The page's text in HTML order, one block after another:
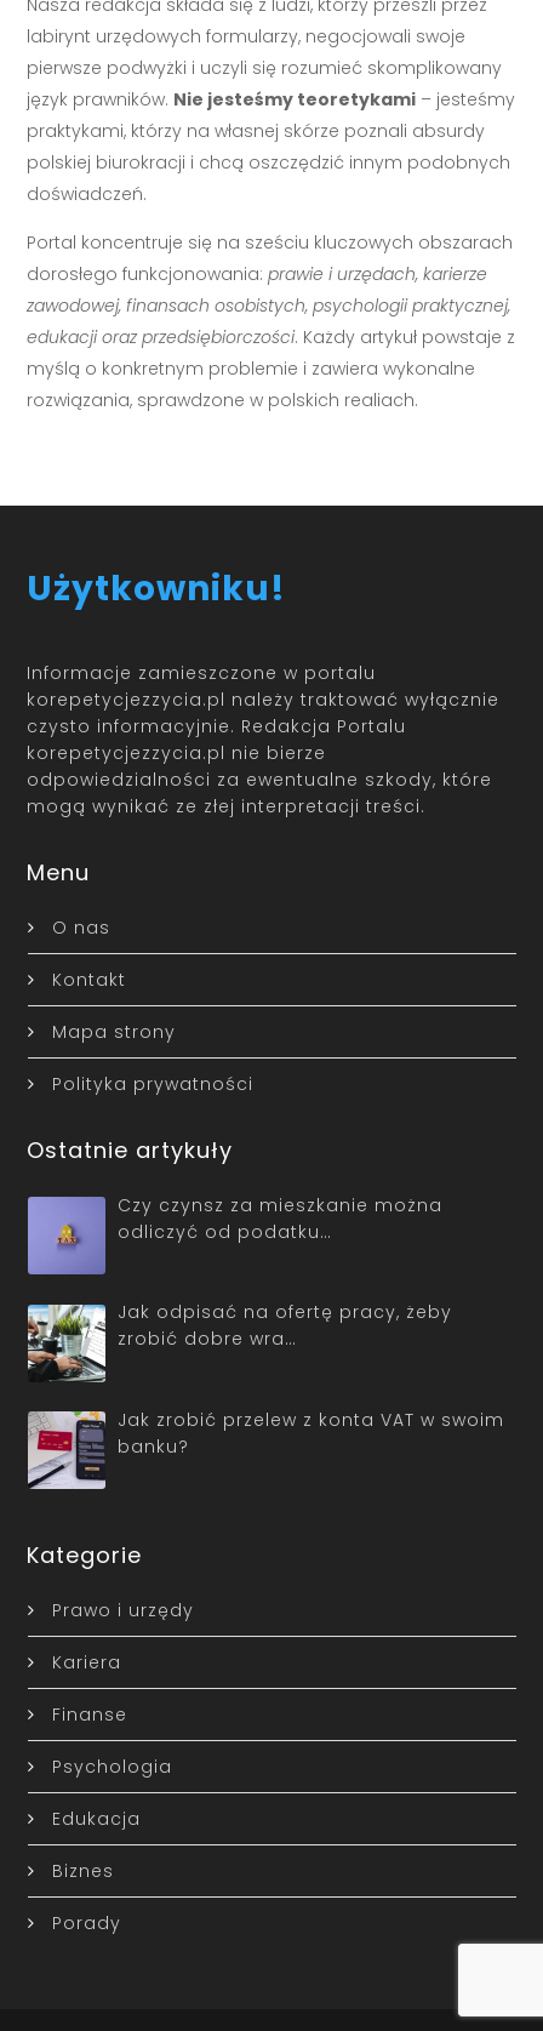
Nasza redakcja składa się z ludzi, którzy przeszli przez
labirynt urzędowych formularzy, negocjowali swoje
pierwsze podwyżki i uczyli się rozumieć skomplikowany
język prawników. Nie jesteśmy teoretykami – jesteśmy
praktykami, którzy na własnej skórze poznali absurdy
polskiej biurokracji i chcą oszczędzić innym podobnych
doświadczeń.
Portal koncentruje się na sześciu kluczowych obszarach
dorosłego funkcjonowania:prawie i urzędach, karierze
zawodowej, finansach osobistych, psychologii praktycznej,
edukacji oraz przedsiębiorczości. Każdy artykuł powstaje z
myślą o konkretnym problemie i zawiera wykonalne
rozwiązania, sprawdzone w polskich realiach.
Użytkowniku!
Informacje zamieszczone w portalu
korepetycjezzycia.pl należy traktować wyłącznie
czysto informacyjnie. Redakcja Portalu
korepetycjezzycia.pl nie bierze
odpowiedzialności za ewentualne szkody, które
mogą wynikać ze złej interpretacji treści.
Menu
O nas
Kontakt
Mapa strony
Polityka prywatności
Ostatnie artykuły
Czy czynsz za mieszkanie można
odliczyć od podatku…
Jak odpisać na ofertę pracy, żeby
zrobić dobre wra…
Jak zrobić przelew z konta VAT w swoim
banku?
Kategorie
Prawo i urzędy
Kariera
Finanse
Psychologia
Edukacja
Biznes
Porady